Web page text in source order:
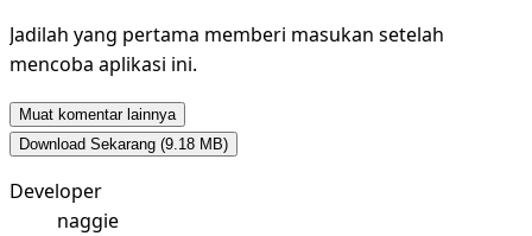
Jadilah yang pertama memberi masukan setelah
mencoba aplikasi ini.
Muat komentar lainnya
Download Sekarang (9.18 MB)
Developer
naggie